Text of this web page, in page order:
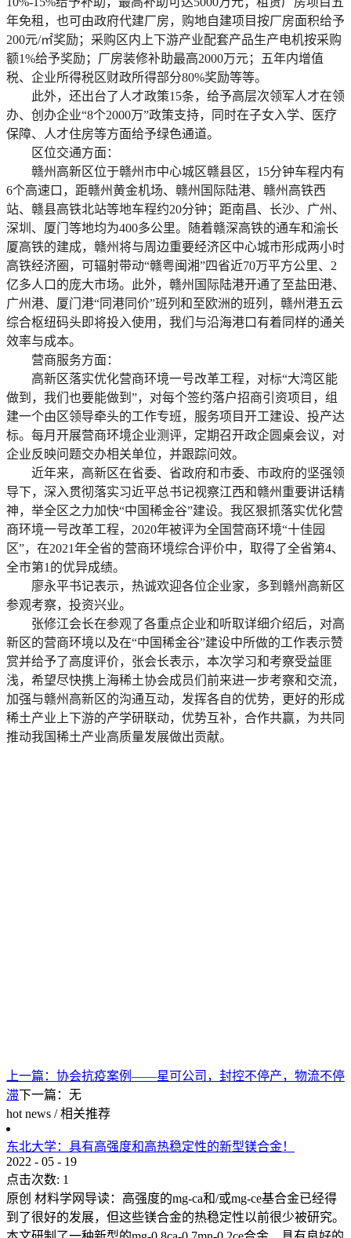
年免租，也可由政府代建厂房，购地自建项目按厂房面积给予
200元/㎡奖励；采购区内上下游产业配套产品生产电机按采购
额1%给予奖励；厂房装修补助最高2000万元；五年内增值
税、企业所得税区财政所得部分80%奖励等等。
此外，还出台了人才政策15条，给予高层次领军人才在领
办、创办企业“8个2000万”政策支持，同时在子女入学、医疗
保障、人才住房等方面给予绿色通道。
区位交通方面：
赣州高新区位于赣州市中心城区赣县区，15分钟车程内有
6个高速口，距赣州黄金机场、赣州国际陆港、赣州高铁西
站、赣县高铁北站等地车程约20分钟；距南昌、长沙、广州、
深圳、厦门等地均为400多公里。随着赣深高铁的通车和渝长
厦高铁的建成，赣州将与周边重要经济区中心城市形成两小时
高铁经济圈，可辐射带动“赣粤闽湘”四省近70万平方公里、2
亿多人口的庞大市场。此外，赣州国际陆港开通了至盐田港、
广州港、厦门港“同港同价”班列和至欧洲的班列，赣州港五云
综合枢纽码头即将投入使用，我们与沿海港口有着同样的通关
效率与成本。
营商服务方面：
高新区落实优化营商环境一号改革工程，对标“大湾区能
做到，我们也要能做到”，对每个签约落户招商引资项目，组
建一个由区领导牵头的工作专班，服务项目开工建设、投产达
标。每月开展营商环境企业测评，定期召开政企圆桌会议，对
企业反映问题交办相关单位，并跟踪问效。
近年来，高新区在省委、省政府和市委、市政府的坚强领
导下，深入贯彻落实习近平总书记视察江西和赣州重要讲话精
神，举全区之力加快“中国稀金谷”建设。我区狠抓落实优化营
商环境一号改革工程，2020年被评为全国营商环境“十佳园
区”，在2021年全省的营商环境综合评价中，取得了全省第4、
全市第1的优异成绩。
廖永平书记表示，热诚欢迎各位企业家，多到赣州高新区
参观考察，投资兴业。
张修江会长在参观了各重点企业和听取详细介绍后，对高
新区的营商环境以及在“中国稀金谷”建设中所做的工作表示赞
赏并给予了高度评价，张会长表示，本次学习和考察受益匪
浅，希望尽快携上海稀土协会成员们前来进一步考察和交流，
加强与赣州高新区的沟通互动，发挥各自的优势，更好的形成
稀土产业上下游的产学研联动，优势互补，合作共赢，为共同
推动我国稀土产业高质量发展做出贡献。
上一篇： 协会抗疫案例——星可公司，封控不停产，物流不停
滞下一篇：无
hot news / 相关推荐
东北大学：具有高强度和高热稳定性的新型镁合金！
2022 - 05 - 19
点击次数: 1
原创 材料学网导读：高强度的mg-ca和/或mg-ce基合金已经得
到了很好的发展，但这些镁合金的热稳定性以前很少被研究。